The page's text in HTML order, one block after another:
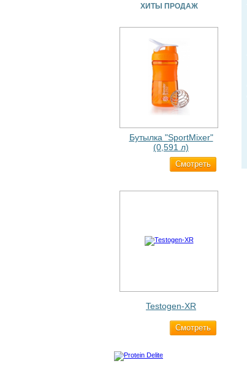
ХИТЫ ПРОДАЖ
Бутылка "SportMixer"
(0,591 л)
Cмотреть
Testogen-XR
Cмотреть